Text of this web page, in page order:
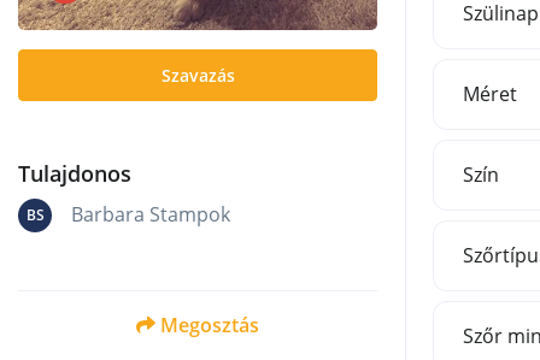
Szavazás
Tulajdonos
BS Barbara Stampok
Megosztás
Szülinap
Méret
Szín
Szőr